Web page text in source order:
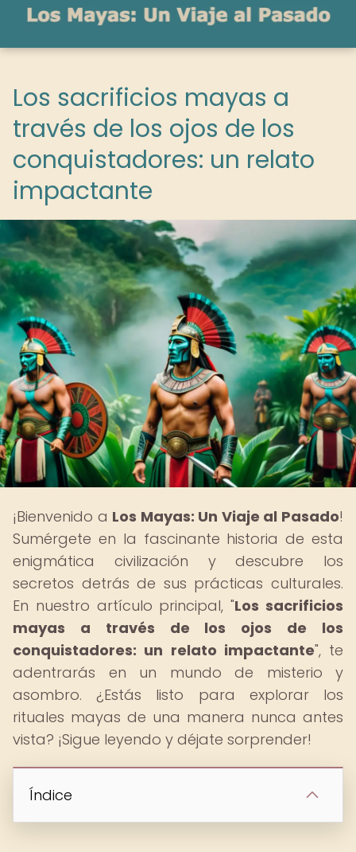
Los sacrificios mayas a
través de los ojos de los
conquistadores: un relato
impactante
¡Bienvenido a Los Mayas: Un Viaje al Pasado!
Sumérgete en la fascinante historia de esta
enigmática civilización y descubre los
secretos detrás de sus prácticas culturales.
En nuestro artículo principal, "Los sacrificios
mayas a través de los ojos de los
conquistadores: un relato impactante", te
adentrarás en un mundo de misterio y
asombro. ¿Estás listo para explorar los
rituales mayas de una manera nunca antes
vista? ¡Sigue leyendo y déjate sorprender!
Índice